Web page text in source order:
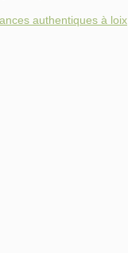
authentiques à loix